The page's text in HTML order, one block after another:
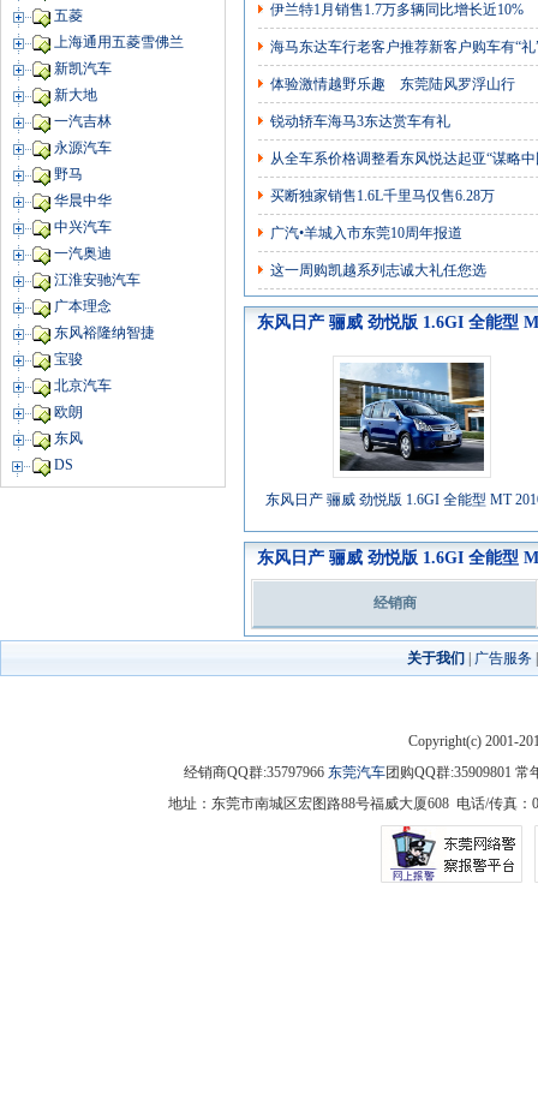
伊兰特1月销售1.7万多辆同比增长近10%
海马东达车行老客户推荐新客户购车有“礼
体验激情越野乐趣 东莞陆风罗浮山行
锐动轿车海马3东达赏车有礼
从全车系价格调整看东风悦达起亚“谋略中
买断独家销售1.6L千里马仅售6.28万
广汽•羊城入市东莞10周年报道
这一周购凯越系列志诚大礼任您选
东风日产 骊威 劲悦版 1.6GI 全能型
东风日产 骊威 劲悦版 1.6GI 全能型 MT
东风日产 骊威 劲悦版 1.6GI 全能型
经销商
五菱
上海通用五菱雪佛兰
新凯汽车
新大地
一汽吉林
永源汽车
野马
华晨中华
中兴汽车
一汽奥迪
江淮安驰汽车
广本理念
东风裕隆纳智捷
宝骏
北京汽车
欧朗
东风
DS
关于我们 广告服务
Copyright(c) 2001-
经销商QQ群:35797966 东莞汽车团购QQ群:35909801
地址：东莞市南城区宏图路88号福威大厦608 电话/传真：